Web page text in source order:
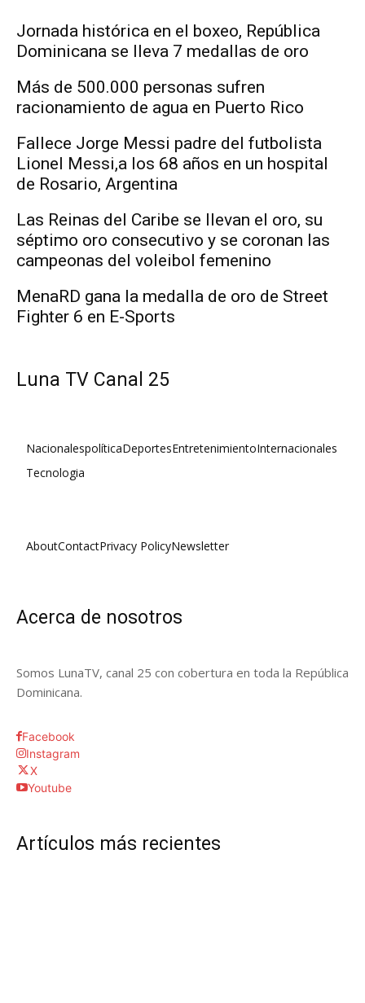
Jornada histórica en el boxeo, República
Dominicana se lleva 7 medallas de oro
Más de 500.000 personas sufren
racionamiento de agua en Puerto Rico
Fallece Jorge Messi padre del futbolista
Lionel Messi,a los 68 años en un hospital
de Rosario, Argentina
Las Reinas del Caribe se llevan el oro, su
séptimo oro consecutivo y se coronan las
campeonas del voleibol femenino
MenaRD gana la medalla de oro de Street
Fighter 6 en E-Sports
Luna TV Canal 25
NacionalespolíticaDeportesEntretenimientoInternacionales
Tecnologia
AboutContactPrivacy PolicyNewsletter
Acerca de nosotros
Somos LunaTV, canal 25 con cobertura en toda la República
Dominicana.
Facebook
Instagram
X
Youtube
Artículos más recientes